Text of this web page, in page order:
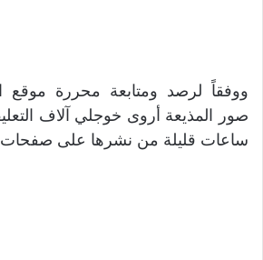
ووفقاً لرصد ومتابعة محررة موقع
صور المذيعة أروى خوجلي آلاف
ساعات قليلة من نشرها على